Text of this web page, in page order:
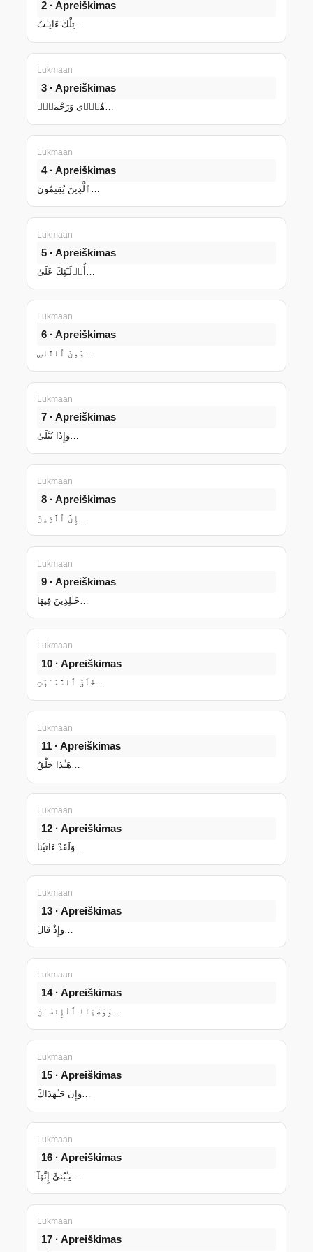
2 · Apreiškimas
تِلْكَ ءَايَـٰتُ…
Lukmaan
3 · Apreiškimas
هُدًۭى وَرَحْمَةًۭ…
Lukmaan
4 · Apreiškimas
Lukmaan
5 · Apreiškimas
Lukmaan
6 · Apreiškimas
وَمِنَ ٱلنَّاسِ…
Lukmaan
7 · Apreiškimas
وَإِذَا تُتْلَىٰ…
Lukmaan
8 · Apreiškimas
Lukmaan
9 · Apreiškimas
Lukmaan
10 · Apreiškimas
خَلَقَ ٱلسَّمَـٰوَٰتِ…
Lukmaan
11 · Apreiškimas
هَـٰذَا خَلْقُ…
Lukmaan
12 · Apreiškimas
Lukmaan
13 · Apreiškimas
Lukmaan
14 · Apreiškimas
وَوَصَّيْنَا ٱلْإِنسَـٰنَ…
Lukmaan
15 · Apreiškimas
Lukmaan
16 · Apreiškimas
Lukmaan
17 · Apreiškimas